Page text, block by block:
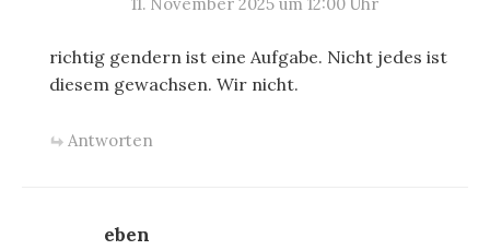
11. November 2025 um 12:00 Uhr
richtig gendern ist eine Aufgabe. Nicht jedes ist
diesem gewachsen. Wir nicht.
Antworten
eben